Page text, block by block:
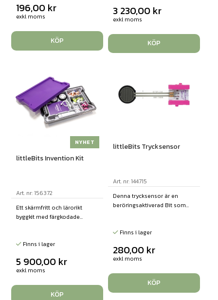
196,00 kr
exkl moms
KÖP
3 230,00 kr
exkl moms
KÖP
littleBits Invention Kit
NYHET
Art. nr: 156372
Ett skärmfritt och lärorikt
byggkit med färgkodade...
Finns i lager
5 900,00 kr
exkl moms
KÖP
littleBits Trycksensor
Art. nr: 144715
Denna trycksensor är en
beröringsaktiverad Bit som...
Finns i lager
280,00 kr
exkl moms
KÖP